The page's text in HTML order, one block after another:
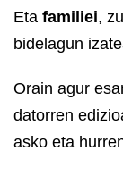
Eta familiei,
bidelagun
Orain agur
datorren
asko eta